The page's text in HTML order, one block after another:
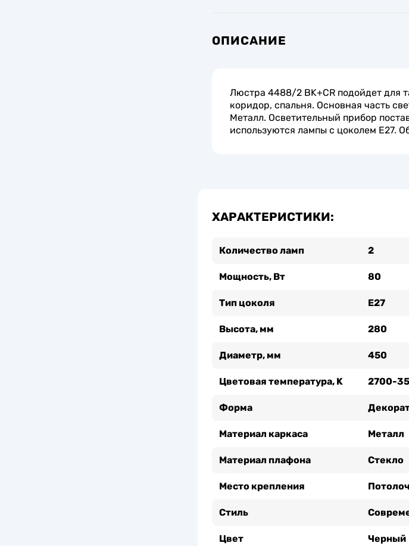
ОПИСАНИЕ
Люстра 4488/2 BK+CR подойдет для
коридор, спальня. Основная часть
Металл. Осветительный прибор
используются лампы с цоколем E27.
ХАРАКТЕРИСТИКИ:
Количество ламп 2
Мощность, Вт 80
Тип цоколя Е27
Высота, мм 280
Диаметр, мм 450
Цветовая температура, K 2700-
Форма
Материал каркаса Металл
Материал плафона Стекло
Место крепления
Стиль
Цвет Черный